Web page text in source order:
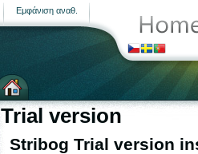
Εμφάνιση αναθ.
Trial version
Stribog Trial version